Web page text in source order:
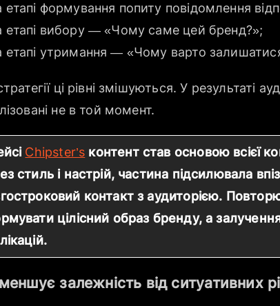
етапі формування попиту повідомлення
етапі вибору — «Чому саме цей бренд?»;
етапі утримання — «Чому варто
ці рівні змішуються. У результаті
не в той момент.
Chipster’s контент став основою всієї
стиль і настрій, частина підсилювала
контакт з аудиторією.
цілісний образ бренду, а
залежність від ситуативних